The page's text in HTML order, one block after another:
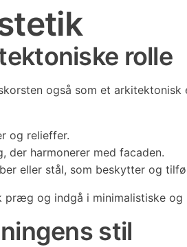
rolle
også som et
og relieffer.
der harmonerer med facaden.
eller stål, som beskytter og
præg og indgå i minimalistiske
stil